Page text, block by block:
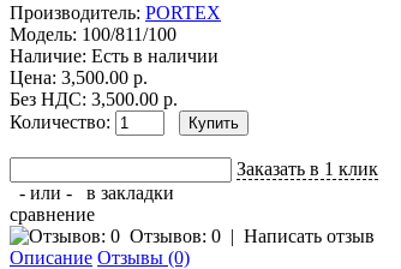
Производитель: PORTEX
Модель: 100/811/100
Наличие: Есть в наличии
Цена: 3,500.00 р.
Без НДС: 3,500.00 р.
Количество:
Заказать в 1 клик
- или -
в закладки
сравнение
Отзывов: 0 | Написать отзыв
Описание Отзывы (0)